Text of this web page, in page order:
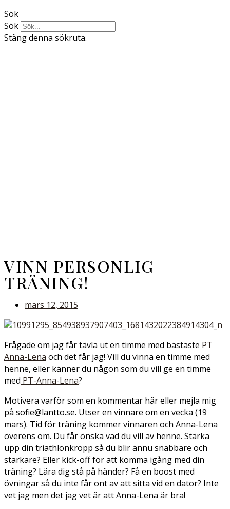
Sök
Sök
Stäng denna sökruta.
VINN PERSONLIG
TRÄNING!
mars 12, 2015
Frågade om jag får tävla ut en timme med bästaste PT
Anna-Lena och det får jag! Vill du vinna en timme med
henne, eller känner du någon som du vill ge en timme
med PT-Anna-Lena?
Motivera varför som en kommentar här eller mejla mig
på sofie@lantto.se. Utser en vinnare om en vecka (19
mars). Tid för träning kommer vinnaren och Anna-Lena
överens om. Du får önska vad du vill av henne. Stärka
upp din triathlonkropp så du blir ännu snabbare och
starkare? Eller kick-off för att komma igång med din
träning? Lära dig stå på händer? Få en boost med
övningar så du inte får ont av att sitta vid en dator? Inte
vet jag men det jag vet är att Anna-Lena är bra!